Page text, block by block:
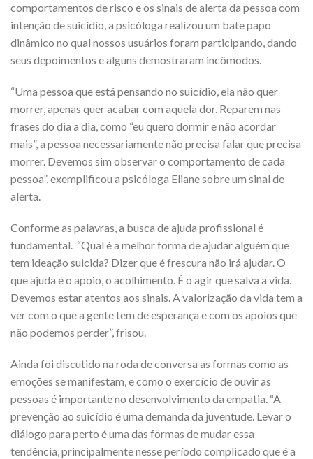
comportamentos de risco e os sinais de alerta da pessoa com
intenção de suicídio, a psicóloga realizou um bate papo
dinâmico no qual nossos usuários foram participando, dando
seus depoimentos e alguns demostraram incômodos.
“Uma pessoa que está pensando no suicídio, ela não quer
morrer, apenas quer acabar com aquela dor. Reparem nas
frases do dia a dia, como “eu quero dormir e não acordar
mais”, a pessoa necessariamente não precisa falar que precisa
morrer. Devemos sim observar o comportamento de cada
pessoa”, exemplificou a psicóloga Eliane sobre um sinal de
alerta.
Conforme as palavras, a busca de ajuda profissional é
fundamental. “Qual é a melhor forma de ajudar alguém que
tem ideação suicida? Dizer que é frescura não irá ajudar. O
que ajuda é o apoio, o acolhimento. É o agir que salva a vida.
Devemos estar atentos aos sinais. A valorização da vida tem a
ver com o que a gente tem de esperança e com os apoios que
não podemos perder”, frisou.
Ainda foi discutido na roda de conversa as formas como as
emoções se manifestam, e como o exercício de ouvir as
pessoas é importante no desenvolvimento da empatia. “A
prevenção ao suicídio é uma demanda da juventude. Levar o
diálogo para perto é uma das formas de mudar essa
tendência, principalmente nesse período complicado que é a